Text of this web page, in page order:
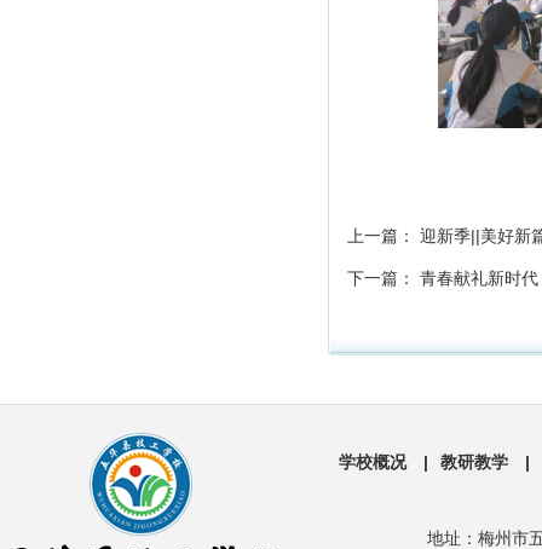
上一篇： 迎新季||美好新
下一篇： 青春献礼新时
学校概况 | 教研教学 |
地址：梅州市